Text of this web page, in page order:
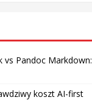
vs Pandoc
koszt AI-first